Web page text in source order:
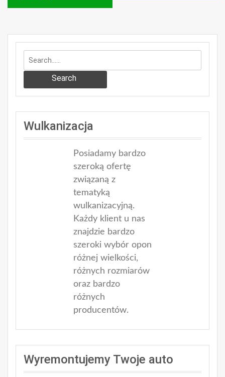
Search
Wulkanizacja
Posiadamy bardzo
szeroką ofertę
związaną z
tematyką
wulkanizacyjną.
Każdy klient u nas
znajdzie bardzo
szeroki wybór opon
różnej wielkości,
różnych rozmiarów
oraz bardzo
różnych
producentów.
Wyremontujemy Twoje auto